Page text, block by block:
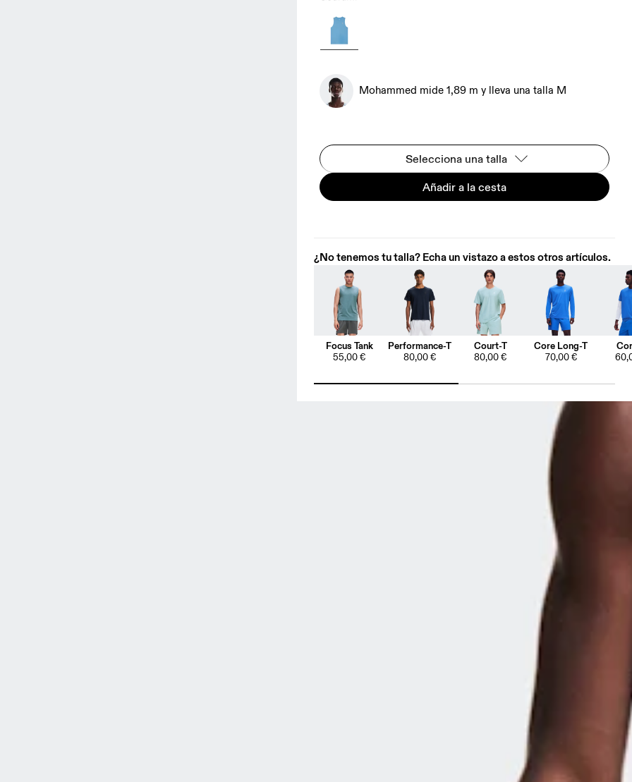
Mohammed mide 1,89 m y lleva una talla M
Selecciona una talla
Añadir a la cesta
¿No tenemos tu talla? Echa un vistazo a estos otros artículos.
Focus Tank
55,00 €
Performance-T
80,00 €
Court-T
80,00 €
Core Long-T
70,00 €